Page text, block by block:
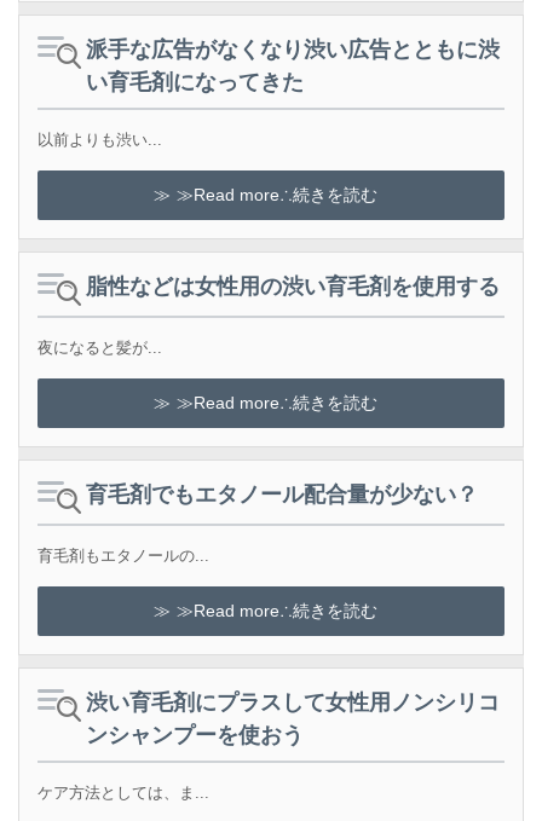
派手な広告がなくなり渋い広告とともに渋
い育毛剤になってきた
以前よりも渋い...
≫Read more∴続きを読む
脂性などは女性用の渋い育毛剤を使用する
夜になると髪が...
≫Read more∴続きを読む
育毛剤でもエタノール配合量が少ない？
育毛剤もエタノールの...
≫Read more∴続きを読む
渋い育毛剤にプラスして女性用ノンシリコ
ンシャンプーを使おう
ケア方法としては、ま...